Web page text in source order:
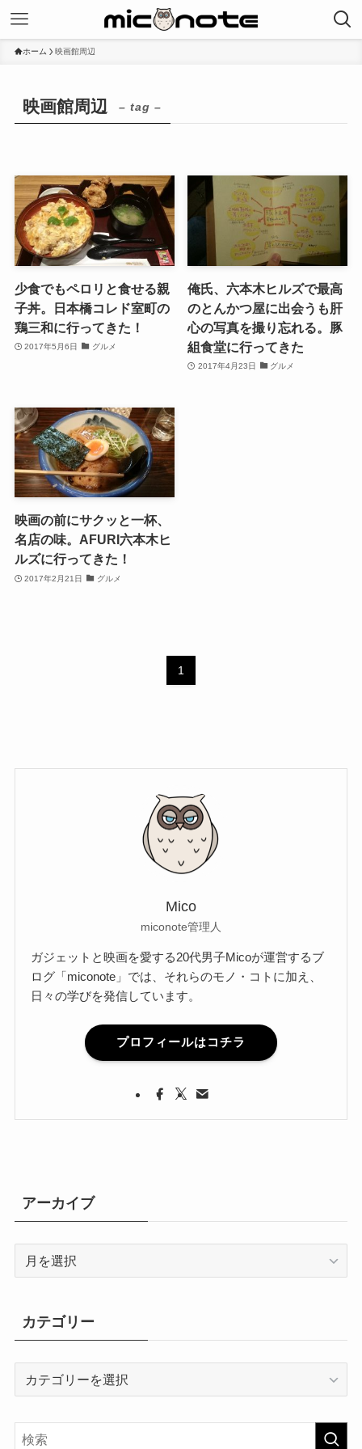
ホーム 映画館周辺
映画館周辺 – tag –
少食でもペロリと食せる親
子丼。日本橋コレド室町の
鶏三和に行ってきた！
2017年5月6日 グルメ
俺氏、六本木ヒルズで最高
のとんかつ屋に出会うも肝
心の写真を撮り忘れる。豚
組食堂に行ってきた
2017年4月23日 グルメ
映画の前にサクッと一杯、
名店の味。AFURI六本木ヒ
ルズに行ってきた！
2017年2月21日 グルメ
1
Mico
miconote管理人
ガジェットと映画を愛する20代男子Micoが運営するブ
ログ「miconote」では、それらのモノ・コトに加え、
日々の学びを発信しています。
プロフィールはコチラ
アーカイブ
ブ
カテゴリー
リ